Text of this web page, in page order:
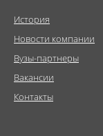
История
Новости компании
Вузы-партнеры
Вакансии
Контакты